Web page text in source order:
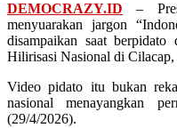
DEMOCRAZY.ID –
menyuarakan jargon
disampaikan saat
Hilirisasi Nasional di Cilacap,
Video pidato itu bukan
nasional menayangkan
(29/4/2026).